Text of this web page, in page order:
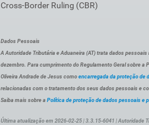
Cross-Border Ruling (CBR)
Dados Pessoais
A Autoridade Tributária e Aduaneira (AT) trata dados
dezembro. Para cumprimento do Regulamento Geral sobre a
Oliveira Andrade de Jesus como encarregada da proteção de
relacionadas com o tratamento dos seus dados pessoais e
Saiba mais sobre a Política de proteção de dados pessoais e
Última atualização em 2026-02-25 | 3.3.15-6041 | Autoridade